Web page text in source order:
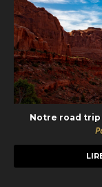
Notre road trip